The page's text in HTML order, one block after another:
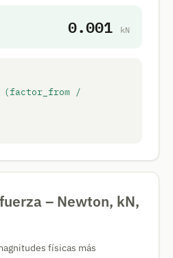
0.001 kN
/
– Newton, kN,
físicas más